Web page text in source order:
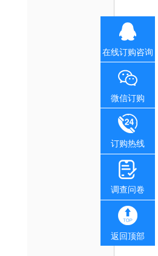
在线订购咨询
微信订购
订购热线
调查问卷
返回顶部